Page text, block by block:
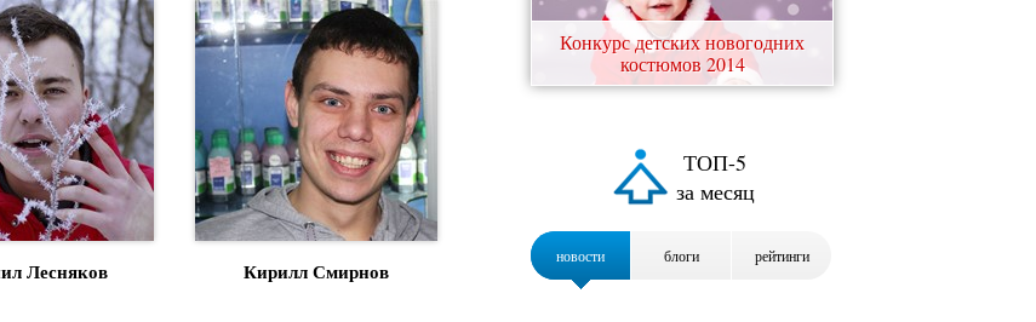
Лесняков Кирилл Смирнов
Конкурс детских новогодних
костюмов 2014
ТОП-5
за месяц
новости блоги рейтинги